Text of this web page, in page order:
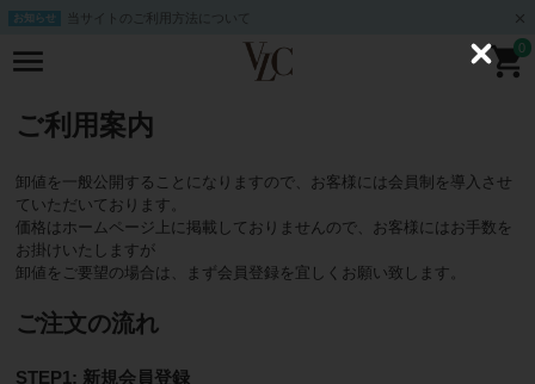
お知らせ 当サイトのご利用方法について
0
ご利用案内
卸値を一般公開することになりますので、お客様には会員制を導入させ
ていただいております。
価格はホームページ上に掲載しておりませんので、お客様にはお手数を
お掛けいたしますが
卸値をご要望の場合は、まず会員登録を宜しくお願い致します。
ご注文の流れ
STEP1: 新規会員登録
C